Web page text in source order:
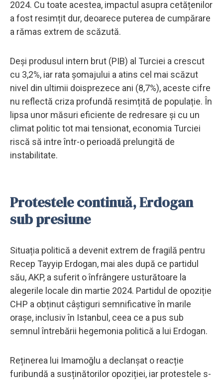
2024. Cu toate acestea, impactul asupra cetățenilor
a fost resimțit dur, deoarece puterea de cumpărare
a rămas extrem de scăzută.
Deși produsul intern brut (PIB) al Turciei a crescut
cu 3,2%, iar rata șomajului a atins cel mai scăzut
nivel din ultimii doisprezece ani (8,7%), aceste cifre
nu reflectă criza profundă resimțită de populație. În
lipsa unor măsuri eficiente de redresare și cu un
climat politic tot mai tensionat, economia Turciei
riscă să intre într-o perioadă prelungită de
instabilitate.
Protestele continuă, Erdogan
sub presiune
Situația politică a devenit extrem de fragilă pentru
Recep Tayyip Erdogan, mai ales după ce partidul
său, AKP, a suferit o înfrângere usturătoare la
alegerile locale din martie 2024. Partidul de opoziție
CHP a obținut câștiguri semnificative în marile
orașe, inclusiv în Istanbul, ceea ce a pus sub
semnul întrebării hegemonia politică a lui Erdogan.
Reținerea lui Imamoğlu a declanșat o reacție
furibundă a susținătorilor opoziției, iar protestele s-